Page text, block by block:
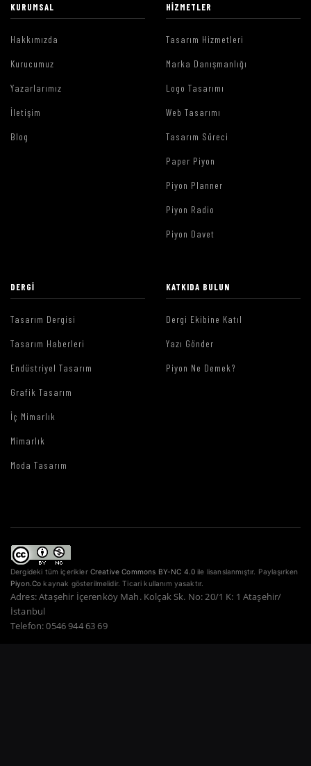
KURUMSAL
Hakkımızda
Kurucumuz
Yazarlarımız
İletişim
Blog
HIZMETLER
Tasarım Hizmetleri
Marka Danışmanlığı
Logo Tasarımı
Web Tasarımı
Tasarım Süreci
Paper Piyon
Piyon Planner
Piyon Radio
Piyon Davet
DERGI
Tasarım Dergisi
Tasarım Haberleri
Endüstriyel Tasarım
Grafik Tasarım
İç Mimarlık
Mimarlık
Moda Tasarım
KATKIDA BULUN
Dergi Ekibine Katıl
Yazı Gönder
Piyon Ne Demek?
Dergideki tüm içerikler Creative Commons BY-NC 4.0 ile lisanslanmıştır. Paylaşırken
Piyon.Co kaynak gösterilmelidir. Ticari kullanım yasaktır.
Adres: Ataşehir İçerenköy Mah. Kolçak Sk. No: 20/1 K: 1 Ataşehir/
İstanbul
Telefon: 0546 944 63 69